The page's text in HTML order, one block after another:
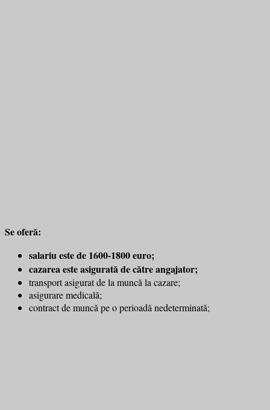
Se oferă:
salariu este de 1600-1800 euro;
cazarea este asigurată de către angajator;
transport asigurat de la muncă la cazare;
asigurare medicală;
contract de muncă pe o perioadă nedeterminată;